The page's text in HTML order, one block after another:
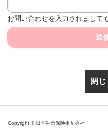
お問い合わせを入力されまして
送
閉じ
Copyright © 日本生命保険相互会社